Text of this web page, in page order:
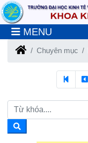
MENU
Chuyên mục